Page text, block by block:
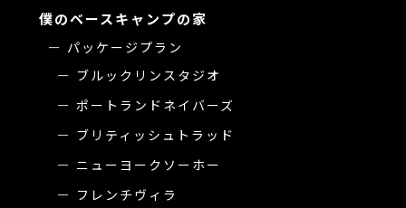
僕のベースキャンプの家
パッケージプラン
ブルックリンスタジオ
ポートランドネイバーズ
ブリティッシュトラッド
ニューヨークソーホー
フレンチヴィラ